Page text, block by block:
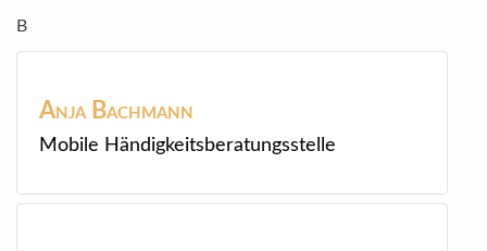
B
Anja Bachmann
Mobile Händigkeitsberatungsstelle